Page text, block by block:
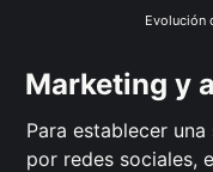
Evolución
Marketing y
Para establecer
por redes sociales,